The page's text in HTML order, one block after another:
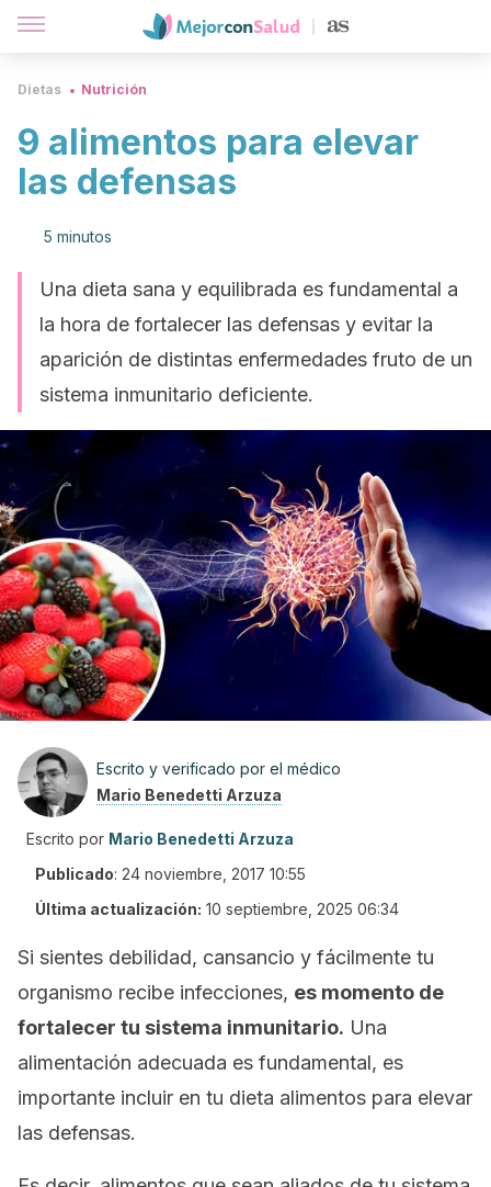
Dietas Nutrición
9 alimentos para elevar
las defensas
5 minutos
Una dieta sana y equilibrada es fundamental a
la hora de fortalecer las defensas y evitar la
aparición de distintas enfermedades fruto de un
sistema inmunitario deficiente.
Escrito y verificado por el médico
Mario Benedetti Arzuza
Escrito por Mario Benedetti Arzuza
Publicado: 24 noviembre, 2017 10:55
Última actualización: 10 septiembre, 2025 06:34
Si sientes debilidad, cansancio y fácilmente tu
organismo recibe infecciones, es momento de
fortalecer tu sistema inmunitario. Una
alimentación adecuada es fundamental, es
importante incluir en tu dieta alimentos para elevar
las defensas.